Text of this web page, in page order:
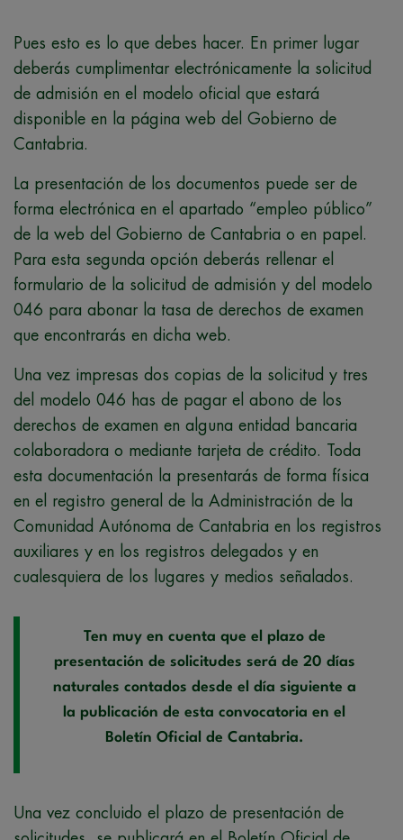
Pues esto es lo que debes hacer. En primer lugar
deberás cumplimentar electrónicamente la solicitud
de admisión en el modelo oficial que estará
disponible en la página web del Gobierno de
Cantabria.
La presentación de los documentos puede ser de
forma electrónica en el apartado “empleo público”
de la web del Gobierno de Cantabria o en papel.
Para esta segunda opción deberás rellenar el
formulario de la solicitud de admisión y del modelo
046 para abonar la tasa de derechos de examen
que encontrarás en dicha web.
Una vez impresas dos copias de la solicitud y tres
del modelo 046 has de pagar el abono de los
derechos de examen en alguna entidad bancaria
colaboradora o mediante tarjeta de crédito. Toda
esta documentación la presentarás de forma física
en el registro general de la Administración de la
Comunidad Autónoma de Cantabria en los registros
auxiliares y en los registros delegados y en
cualesquiera de los lugares y medios señalados.
Ten muy en cuenta que el plazo de
presentación de solicitudes será de 20 días
naturales contados desde el día siguiente a
la publicación de esta convocatoria en el
Boletín Oficial de Cantabria.
Una vez concluido el plazo de presentación de